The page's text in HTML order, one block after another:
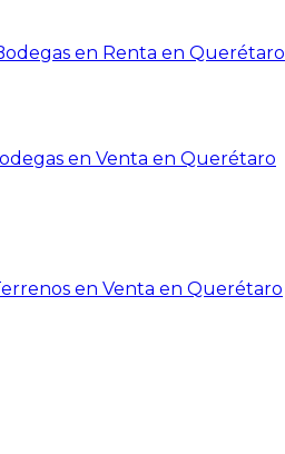
en Renta en Querétaro
en Venta en Querétaro
en Venta en Querétaro